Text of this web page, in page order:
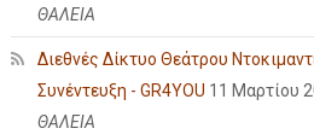
ΘΑΛΕΙΑ
Διεθνές Δίκτυο Θεάτρου
Συνέντευξη - GR4YOU 11 Μαρτίου
ΘΑΛΕΙΑ